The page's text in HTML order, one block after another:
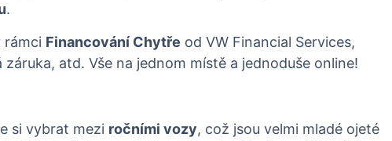
.
rámci Financování Chytře od VW Financial Services,
atd. Vše na jednom místě a jednoduše online!
si vybrat mezi ročními vozy, což jsou velmi mladé ojeté